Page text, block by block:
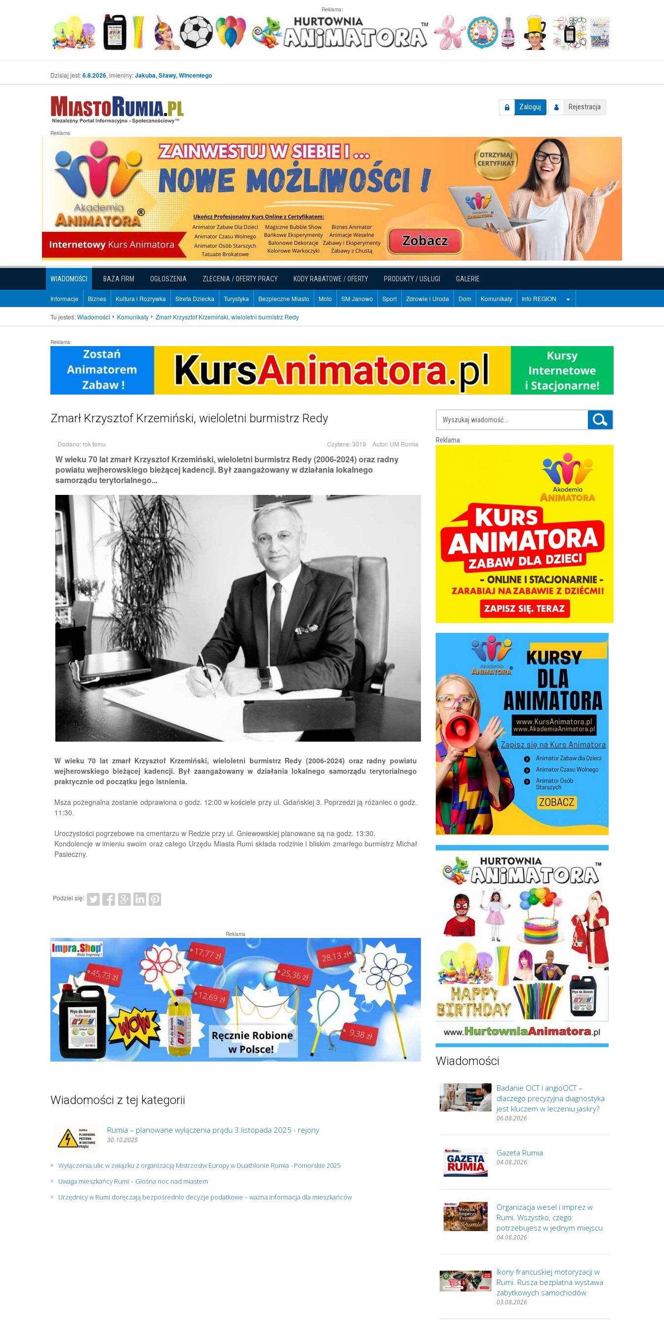
Reklama:
Dzisiaj jest:6.8.2026, imieniny:Jakuba, Sławy, Wincentego
Zaloguj Rejestracja
Reklama
WIADOMOŚCI BAZA FIRM OGŁOSZENIA ZLECENIA / OFERTY PRACY KODY RABATOWE / OFERTY PRODUKTY / USŁUGI GALERIE
Informacje Biznes Kultura i Rozrywka Strefa Dziecka Turystyka Bezpieczne Miasto Moto SM Janowo Sport Zdrowie i Uroda Dom Komunikaty Info REGION
Tu jesteś:Wiadomości Komunikaty Zmarł Krzysztof Krzemiński, wieloletni burmistrz Redy
Reklama:
Zmarł Krzysztof Krzemiński, wieloletni burmistrz Redy
Dodano: rok temu Czytane: 3019 Autor: UM Rumia
W wieku 70 lat zmarł Krzysztof Krzemiński, wieloletni burmistrz Redy (2006-2024) oraz radny
powiatu wejherowskiego bieżącej kadencji. Był zaangażowany w działania lokalnego
samorządu terytorialnego...
W wieku 70 lat zmarł Krzysztof Krzemiński, wieloletni burmistrz Redy (2006-2024) oraz radny powiatu
wejherowskiego bieżącej kadencji. Był zaangażowany w działania lokalnego samorządu terytorialnego
praktycznie od początku jego istnienia.
Msza pożegnalna zostanie odprawiona o godz. 12:00 w kościele przy ul. Gdańskiej 3. Poprzedzi ją różaniec o godz.
11:30.
Uroczystości pogrzebowe na cmentarzu w Redzie przy ul. Gniewowskiej planowane są na godz. 13:30.
Kondolencje w imieniu swoim oraz całego Urzędu Miasta Rumi składa rodzinie i bliskim zmarłego burmistrz Michał
Pasieczny.
Podziel się:
Reklama
Wiadomości z tej kategorii
Rumia – planowane wyłączenia prądu 3 listopada 2025 - rejony
30.10.2025
Wyłączenia ulic w związku z organizacją Mistrzostw Europy w Duathlonie Rumia - Pomorskie 2025
Uwaga mieszkańcy Rumi – Głośna noc nad miastem
Urzędnicy w Rumi doręczają bezpośrednio decyzje podatkowe – ważna informacja dla mieszkańców
Reklama
Wiadomości
Badanie OCT i angioOCT –
dlaczego precyzyjna diagnostyka
jest kluczem w leczeniu jaskry?
06.08.2026
Gazeta Rumia
04.08.2026
Organizacja wesel i imprez w
Rumi. Wszystko, czego
potrzebujesz w jednym miejscu
04.08.2026
Ikony francuskiej motoryzacji w
Rumi. Rusza bezpłatna wystawa
zabytkowych samochodów
03.08.2026